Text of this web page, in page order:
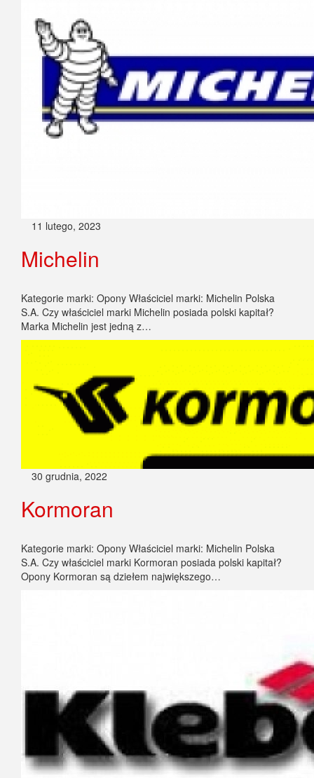
11 lutego, 2023
Michelin
Kategorie marki: Opony Właściciel marki: Michelin Polska
S.A. Czy właściciel marki Michelin posiada polski kapitał?
Marka Michelin jest jedną z…
30 grudnia, 2022
Kormoran
Kategorie marki: Opony Właściciel marki: Michelin Polska
S.A. Czy właściciel marki Kormoran posiada polski kapitał?
Opony Kormoran są dziełem największego…